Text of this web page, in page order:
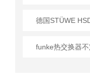
funke热交换器